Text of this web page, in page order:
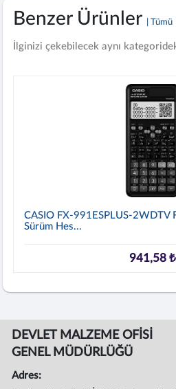
Benzer Ürünler | Tümü
İlginizi çekebilecek aynı
CASIO FX-991ESPLUS-2WDTV
Sürüm Hes...
941,58 ₺
DEVLET MALZEME OFİSİ
GENEL MÜDÜRLÜĞÜ
Adres: